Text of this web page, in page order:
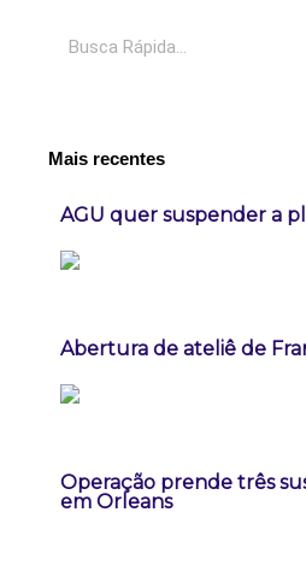
Mais recentes
AGU quer suspender a
Abertura de ateliê de
Operação prende três
em Orleans